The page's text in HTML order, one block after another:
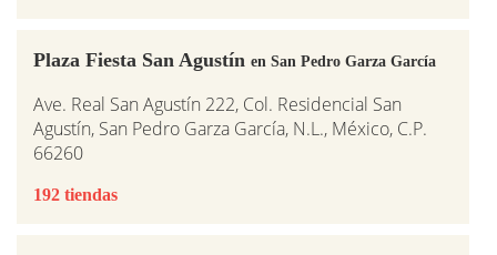
Plaza Fiesta San Agustín en San Pedro Garza García
Ave. Real San Agustín 222, Col. Residencial San
Agustín, San Pedro Garza García, N.L., México, C.P.
66260
192 tiendas